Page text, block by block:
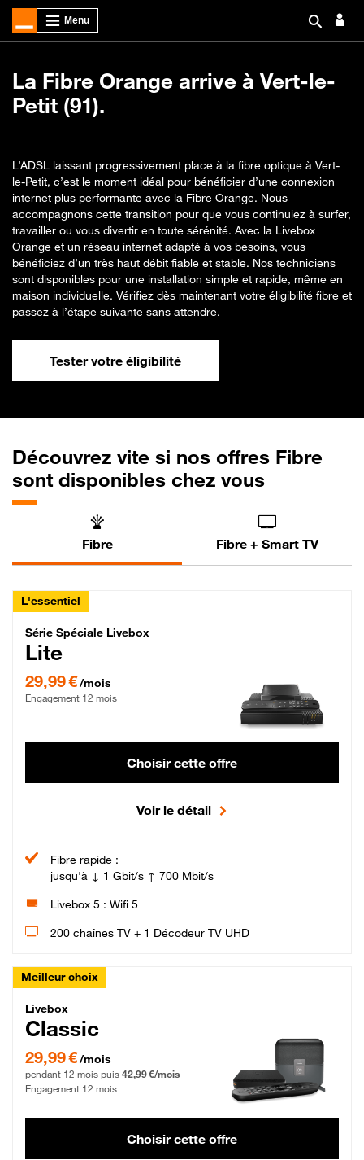
La Fibre Orange arrive à Vert-le-
Petit (91).
L’ADSL laissant progressivement place à la fibre optique à Vert-
le-Petit, c’est le moment idéal pour bénéficier d’une connexion
internet plus performante avec la Fibre Orange. Nous
accompagnons cette transition pour que vous continuiez à surfer,
travailler ou vous divertir en toute sérénité. Avec la Livebox
Orange et un réseau internet adapté à vos besoins, vous
bénéficiez d’un très haut débit fiable et stable. Nos techniciens
sont disponibles pour une installation simple et rapide, même en
maison individuelle. Vérifiez dès maintenant votre éligibilité fibre et
passez à l’étape suivante sans attendre.
Tester votre éligibilité
Découvrez vite si nos offres Fibre
sont disponibles chez vous
Fibre Fibre + Smart TV
L'essentiel
Série Spéciale Livebox Lite Fibre
Série Spéciale Livebox
Lite
29,99 €/mois
Engagement 12 mois
Choisir cette offre
Voir le détail
Fibre rapide :
jusqu'à ↓ 1 Gbit/s ↑ 700 Mbit/s
Livebox 5 : Wifi 5
200 chaînes TV + 1 Décodeur TV UHD
Meilleur choix
Livebox Classic Fibre
Livebox
Classic
29,99 € par mois pendant 12 mois puis 42,99 € par mois, Engagement 12 mois
29,99 €/mois
pendant 12 mois puis 42,99 €/mois
Engagement 12 mois
Choisir cette offre